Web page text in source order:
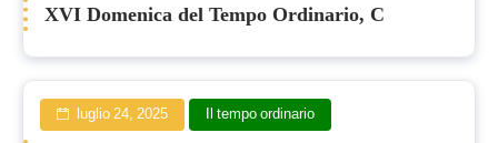
XVI Domenica del Tempo Ordinario, C
luglio 24, 2025 Il tempo ordinario